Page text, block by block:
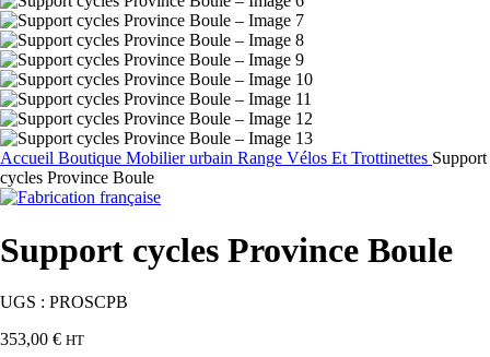
Accueil Boutique Mobilier urbain Range Vélos Et Trottinettes Support
cycles Province Boule
Support cycles Province Boule
UGS : PROSCPB
353,00 € HT